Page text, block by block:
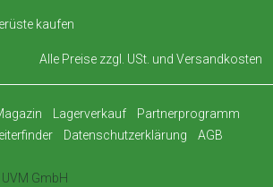
kaufen
Alle Preise zzgl. USt. und Versandkosten
Lagerverkauf
Partnerprogramm
Datenschutzerklärung
AGB
GmbH